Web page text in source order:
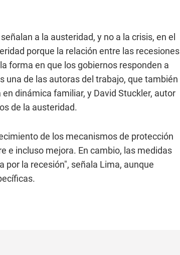
a la austeridad, y no a la crisis, en el
porque la relación entre las recesiones
forma en que los gobiernos responden a
una de las autoras del trabajo, que también
dinámica familiar, y David Stuckler, autor
de la austeridad.
de los mecanismos de protección
e incluso mejora. En cambio, las medidas
la recesión", señala Lima, aunque